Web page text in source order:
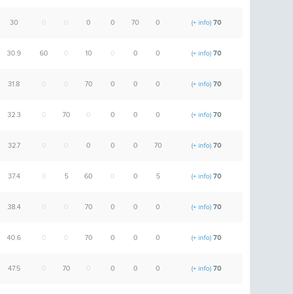
30 0 0 0 0 70 0 (+ info)70
30.9 60 0 10 0 0 0 (+ info)70
31.8 0 0 70 0 0 0 (+ info)70
32.3 0 70 0 0 0 0 (+ info)70
32.7 0 0 0 0 0 70 (+ info)70
37.4 0 5 60 0 0 5 (+ info)70
38.4 0 0 70 0 0 0 (+ info)70
40.6 0 0 70 0 0 0 (+ info)70
47.5 0 70 0 0 0 0 (+ info)70